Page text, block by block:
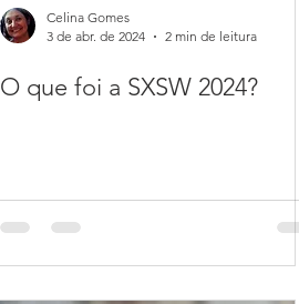
Celina Gomes
3 de abr. de 2024
2 min de leitura
O que foi a SXSW 2024?